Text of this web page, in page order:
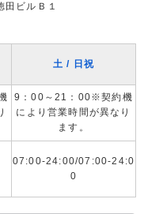
ビルＢ１
土 / 日祝
9：00～21：00※契約機
により営業時間が異なり
ます。
07:00-24:00/07:00-24:0
0